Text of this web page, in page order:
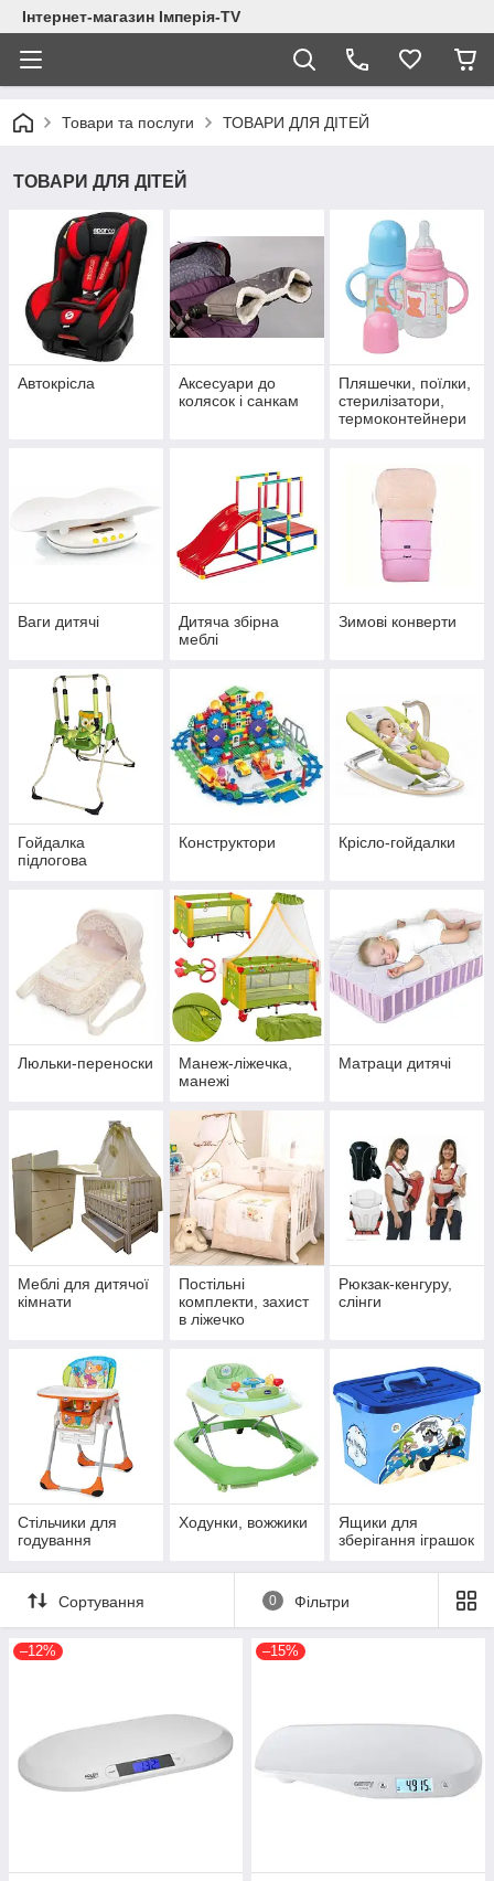
Інтернет-магазин Імперія-TV
Товари та послуги ТОВАРИ ДЛЯ ДІТЕЙ
ТОВАРИ ДЛЯ ДІТЕЙ
Автокрісла
Аксесуари до
колясок і санкам
Пляшечки, поїлки,
стерилізатори,
термоконтейнери
Ваги дитячі
Дитяча збірна
меблі
Зимові конверти
Гойдалка
підлогова
Конструктори Крісло-гойдалки
Люльки-переноски
Манеж-ліжечка,
манежі
Матраци дитячі
Меблі для дитячої
кімнати
Постільні
комплекти, захист
в ліжечко
Рюкзак-кенгуру,
слінги
Стільчики для
годування
Ходунки, вожжики
Ящики для
зберігання іграшок
Сортування 0 Фільтри
–12% –15%